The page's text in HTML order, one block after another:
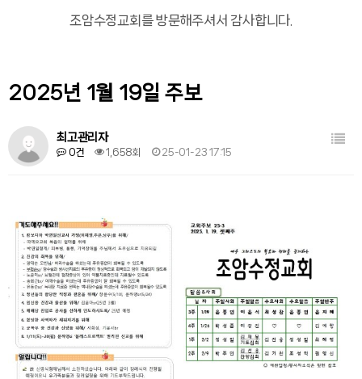
조암수정교회를 방문해주셔서 감사합니다.
2025년 1월 19일 주보
최고관리자
0건 1,658회 25-01-23 17:15